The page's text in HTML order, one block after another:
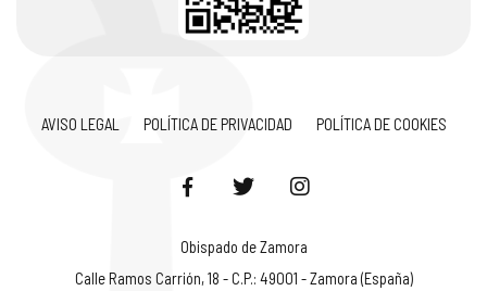
AVISO LEGAL POLÍTICA DE PRIVACIDAD POLÍTICA DE COOKIES
Obispado de Zamora
Calle Ramos Carrión, 18 - C.P.: 49001 - Zamora (España)